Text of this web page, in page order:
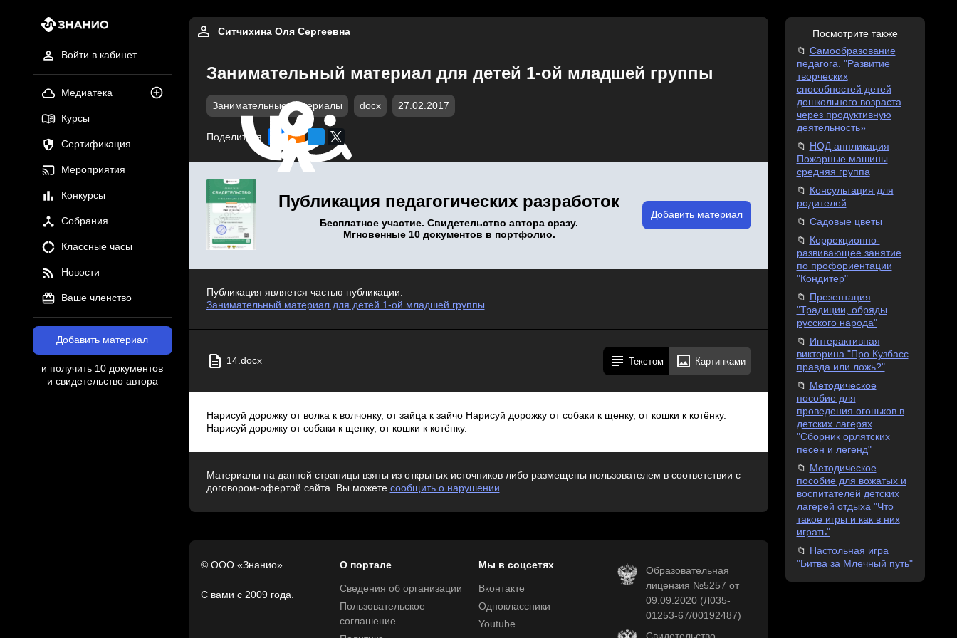
Войти в кабинет
Медиатека
Курсы
Сертификация
Мероприятия
Конкурсы
Собрания
Классные часы
Новости
Ваше членство
Добавить материал
и получить 10 документов
и свидетельство автора
Ситчихина Оля Сергеевна
Занимательный материал для детей 1-ой младшей группы
Занимательные материалы docx 27.02.2017
Поделиться
Публикация педагогических разработок
Бесплатное участие. Свидетельство автора сразу.
Мгновенные 10 документов в портфолио.
Добавить материал
Публикация является частью публикации:
Занимательный материал для детей 1-ой младшей группы
14.docx Текстом Картинками
Нарисуй дорожку от волка к волчонку, от зайца к зайчо Нарисуй дорожку от собаки к щенку, от кошки к котёнку.
Нарисуй дорожку от собаки к щенку, от кошки к котёнку.
Материалы на данной страницы взяты из открытых источников либо размещены пользователем в соответствии с
договором-офертой сайта. Вы можете сообщить о нарушении.
© ООО «Знанио»
С вами с 2009 года.
О портале
Сведения об организации
Пользовательское
соглашение
Мы в соцсетях
Вконтакте
Одноклассники
Youtube
Образовательная
лицензия №5257 от
09.09.2020 (Л035-
01253-67/00192487)
Посмотрите также
Самообразование
педагога. "Развитие
творческих
способностей детей
дошкольного возраста
через продуктивную
деятельность»
НОД аппликация
Пожарные машины
средняя группа
Консультация для
родителей
Садовые цветы
Коррекционно-
развивающее занятие
по профориентации
"Кондитер"
Презентация
"Традиции, обряды
русского народа"
Интерактивная
викторина "Про Кузбасс
правда или ложь?"
Методическое
пособие для
проведения огоньков в
детских лагерях
"Сборник орлятских
песен и легенд"
Методическое
пособие для вожатых и
воспитателей детских
лагерей отдыха "Что
такое игры и как в них
играть"
Настольная игра
"Битва за Млечный путь"